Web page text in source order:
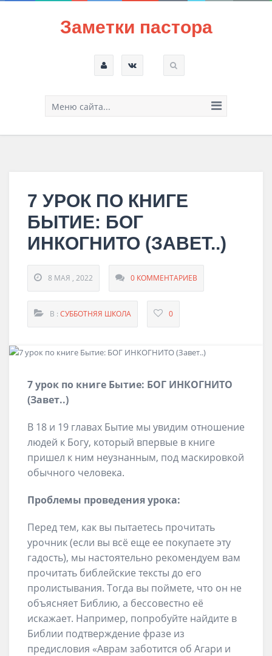
Заметки пастора
Меню сайта...
7 УРОК ПО КНИГЕ
БЫТИЕ: БОГ
ИНКОГНИТО (ЗАВЕТ..)
8 МАЯ , 2022 0 КОММЕНТАРИЕВ
В : СУББОТНЯЯ ШКОЛА 0
7 урок по книге Бытие: БОГ ИНКОГНИТО
(Завет..)
В 18 и 19 главах Бытие мы увидим отношение
людей к Богу, который впервые в книге
пришел к ним неузнанным, под маскировкой
обычного человека.
Проблемы проведения урока:
Перед тем, как вы пытаетесь прочитать
урочник (если вы всё еще ее покупаете эту
гадость), мы настоятельно рекомендуем вам
прочитать библейские тексты до его
пролистывания. Тогда вы поймете, что он не
объясняет Библию, а бессовестно её
искажает. Например, попробуйте найдите в
Библии подтверждение фразе из
предисловия «Аврам заботится об Агари и